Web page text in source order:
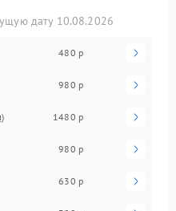
дату 10.08.2026
480 р
980 р
1480 р
980 р
630 р